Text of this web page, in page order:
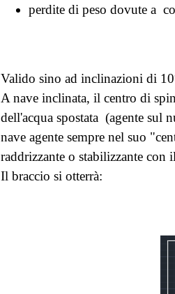
perdite di peso dovute a
Valido sino ad inclinazioni di
A nave inclinata, il centro di
dell'acqua spostata (agente sul
nave agente sempre nel suo
raddrizzante o stabilizzante con
Il braccio si otterrà: